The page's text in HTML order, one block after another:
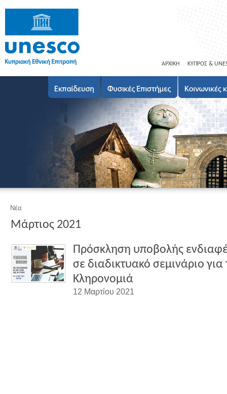
ΑΡΧΙΚΗ ΚΥΠΡΟΣ &
Νέα
Μάρτιος 2021
Πρόσκληση υποβολής
σε διαδικτυακό σεμινάριο για
Κληρονομιά
12 Μαρτίου 2021